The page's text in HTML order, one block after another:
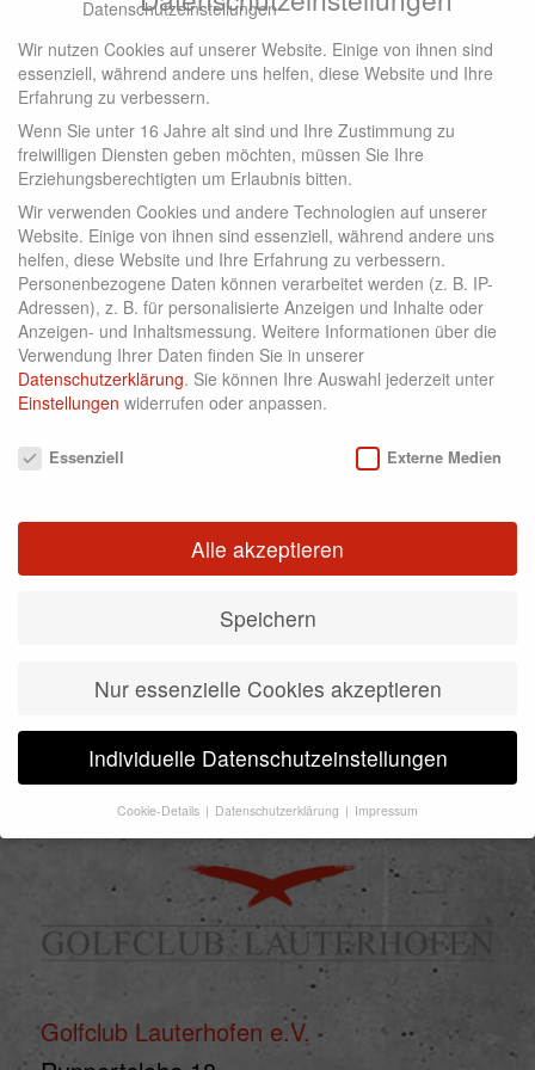
welche Bänke auf welchen Bahnen
noch frei sind, dürft ihr euch gerne
bei uns im Clubsekretariat melden.
Jeder Beitrag hilft uns, die Qualität
und Atmosphäre unserer Anlage
langfristig zu erhalten und weiter zu
verbessern.
Herzliche Grüße
Euer Clubteam
KONTAKT
Golfclub Lauterhofen e.V.
Wir nutzen Cookies auf unserer Website. Einige von ihnen sind
essenziell, während andere uns helfen, diese Website und Ihre
Erfahrung zu verbessern.
Wenn Sie unter 16 Jahre alt sind und Ihre Zustimmung zu
freiwilligen Diensten geben möchten, müssen Sie Ihre
Erziehungsberechtigten um Erlaubnis bitten.
Wir verwenden Cookies und andere Technologien auf unserer
Website. Einige von ihnen sind essenziell, während andere uns
helfen, diese Website und Ihre Erfahrung zu verbessern.
Personenbezogene Daten können verarbeitet werden (z. B. IP-
Adressen), z. B. für personalisierte Anzeigen und Inhalte oder
Anzeigen- und Inhaltsmessung. Weitere Informationen über die
Verwendung Ihrer Daten finden Sie in unserer
Datenschutzerklärung. Sie können Ihre Auswahl jederzeit unter
Einstellungen widerrufen oder anpassen.
Datenschutzeinstellungen
Essenziell Externe Medien
Alle akzeptieren
Speichern
Nur essenzielle Cookies akzeptieren
Individuelle Datenschutzeinstellungen
Cookie-Details Datenschutzerklärung Impressum
Datenschutzeinstellungen
Wenn Sie unter 16 Jahre alt sind und Ihre Zustimmung zu
freiwilligen Diensten geben möchten, müssen Sie Ihre
Erziehungsberechtigten um Erlaubnis bitten.
Wir verwenden Cookies und andere Technologien auf unserer
Website. Einige von ihnen sind essenziell, während andere uns
helfen, diese Website und Ihre Erfahrung zu verbessern.
Personenbezogene Daten können verarbeitet werden (z. B. IP-